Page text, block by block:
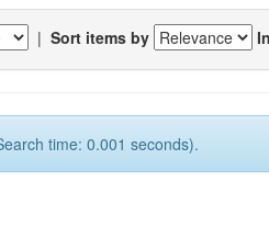
| Sort items by
time: 0.001 seconds).